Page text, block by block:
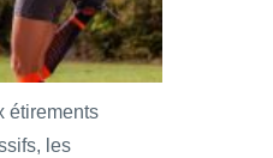
étirements
les